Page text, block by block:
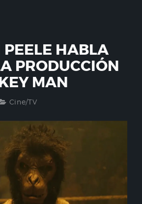
HABLA
PRODUCCIÓN
MAN
Cine/TV